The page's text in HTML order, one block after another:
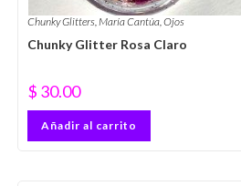
Chunky Glitters, María Cantúa, Ojos
Chunky Glitter Rosa Claro
$ 30.00
Añadir al carrito